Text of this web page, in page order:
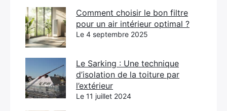
Comment choisir le bon filtre
pour un air intérieur optimal ?
Le 4 septembre 2025
Le Sarking : Une technique
d’isolation de la toiture par
l’extérieur
Le 11 juillet 2024